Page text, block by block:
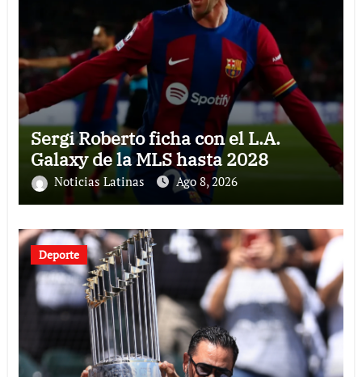
Sergi Roberto ficha con el L.A.
Galaxy de la MLS hasta 2028
Noticias Latinas Ago 8, 2026
Deporte